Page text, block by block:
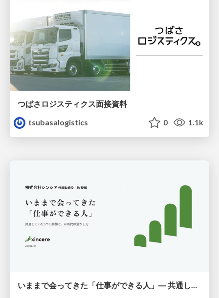
つばさロジスティクス面接資料
tsubasalogistics
0 1.1k
いままで会ってきた「仕事ができる人」― 共通していた5つの特徴とAI時代の活かし方